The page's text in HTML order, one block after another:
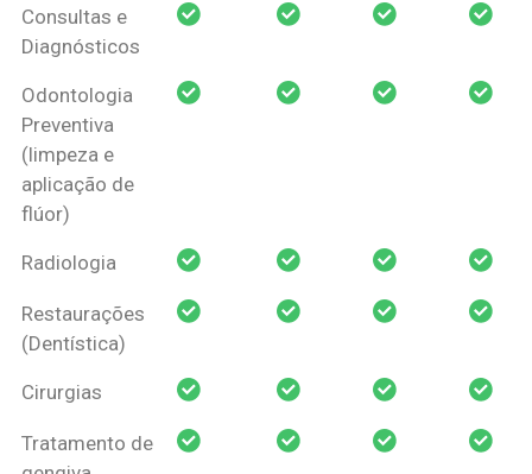
Pessoa Física
Consultas e
Diagnósticos
Odontologia
Preventiva
(limpeza e
aplicação de
flúor)
Radiologia
Restaurações
(Dentística)
Cirurgias
Tratamento de